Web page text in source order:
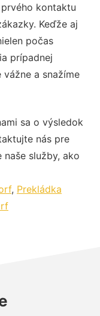
kontaktu
Keďže aj
počas
prípadnej
a snažíme
sa o výsledok
nás pre
služby, ako
, Prekládka